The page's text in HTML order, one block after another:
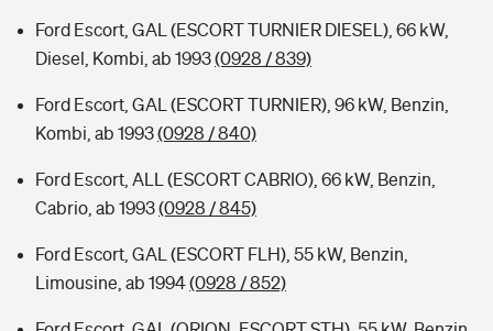
Ford Escort, GAL (ESCORT TURNIER DIESEL), 66 kW,
Diesel, Kombi, ab 1993(0928 / 839)
Ford Escort, GAL (ESCORT TURNIER), 96 kW, Benzin,
Kombi, ab 1993(0928 / 840)
Ford Escort, ALL (ESCORT CABRIO), 66 kW, Benzin,
Cabrio, ab 1993(0928 / 845)
Ford Escort, GAL (ESCORT FLH), 55 kW, Benzin,
Limousine, ab 1994(0928 / 852)